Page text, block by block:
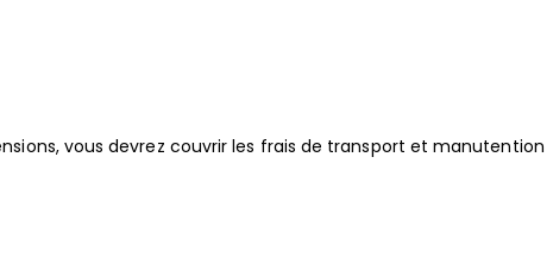
vous devrez couvrir les frais de transport et manutention